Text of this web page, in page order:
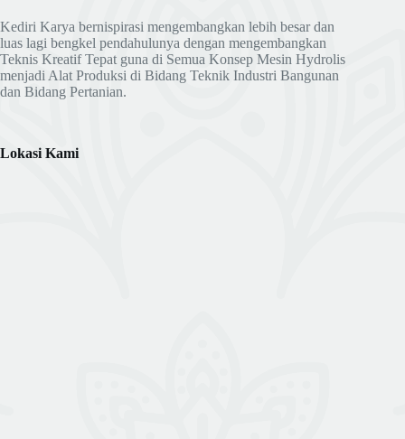
Kediri Karya bernispirasi mengembangkan lebih besar dan
luas lagi bengkel pendahulunya dengan mengembangkan
Teknis Kreatif Tepat guna di Semua Konsep Mesin Hydrolis
menjadi Alat Produksi di Bidang Teknik Industri Bangunan
dan Bidang Pertanian.
Lokasi Kami